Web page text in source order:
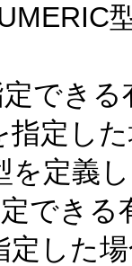
でき
指定し
を定義
でき
定した